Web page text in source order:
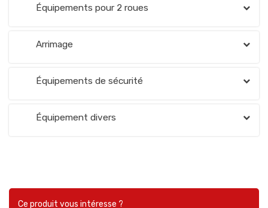
Équipements pour 2 roues
Arrimage
Équipements de sécurité
Équipement divers
Ce produit vous intéresse ?